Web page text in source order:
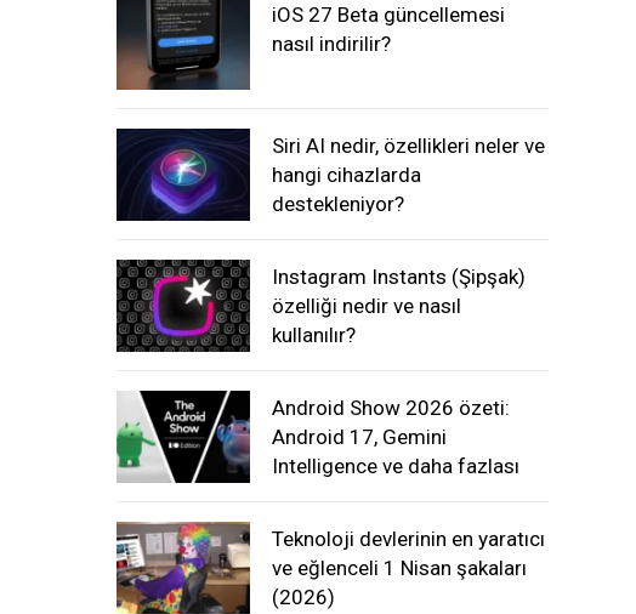
iOS 27 Beta güncellemesi
nasıl indirilir?
Siri AI nedir, özellikleri neler ve
hangi cihazlarda
destekleniyor?
Instagram Instants (Şipşak)
özelliği nedir ve nasıl
kullanılır?
Android Show 2026 özeti:
Android 17, Gemini
Intelligence ve daha fazlası
Teknoloji devlerinin en yaratıcı
ve eğlenceli 1 Nisan şakaları
(2026)